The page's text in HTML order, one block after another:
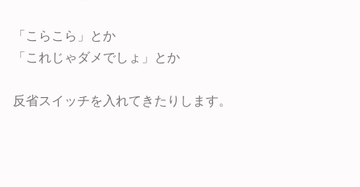
「こらこら」とか
「これじゃダメでしょ」とか
反省スイッチを入れてきたりします。